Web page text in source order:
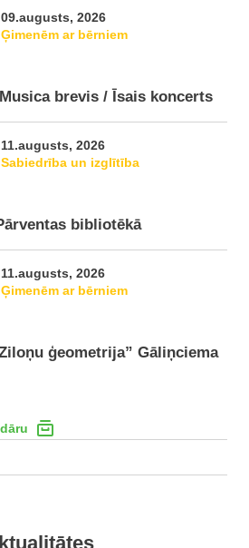
09.augusts, 2026
Ģimenēm ar bērniem
brevis / Īsais koncerts
11.augusts, 2026
Sabiedrība un izglītība
bibliotēkā
11.augusts, 2026
Ģimenēm ar bērniem
ģeometrija” Gāliņciema